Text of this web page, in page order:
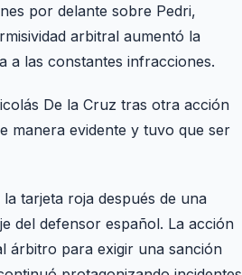
por delante sobre Pedri,
arbitral aumentó la
a las constantes infracciones.
De la Cruz tras otra acción
manera evidente y tuvo que ser
tarjeta roja después de una
del defensor español. La acción
árbitro para exigir una sanción